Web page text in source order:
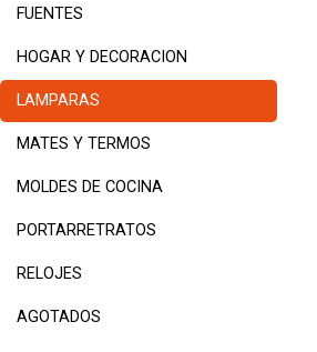
FUENTES
HOGAR Y DECORACION
LAMPARAS
MATES Y TERMOS
MOLDES DE COCINA
PORTARRETRATOS
RELOJES
AGOTADOS